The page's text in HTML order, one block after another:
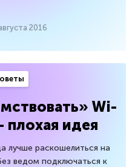
2016
Wi-
плохая идея
лучше раскошелиться на
ведом подключаться к